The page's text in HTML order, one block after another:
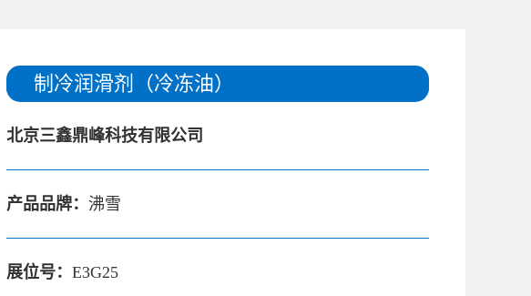
制冷润滑剂（冷冻油）
北京三鑫鼎峰科技有限公司
产品品牌： 沸雪
展位号： E3G25